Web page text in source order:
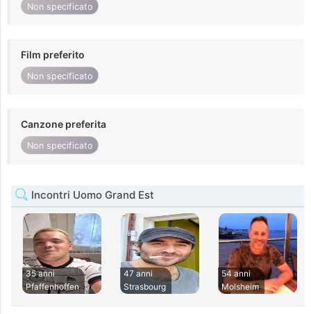
Non specificato
Film preferito
Non specificato
Canzone preferita
Non specificato
Incontri Uomo Grand Est
35 anni
Pfaffenhoffen
47 anni
Strasbourg
54 anni
Molsheim